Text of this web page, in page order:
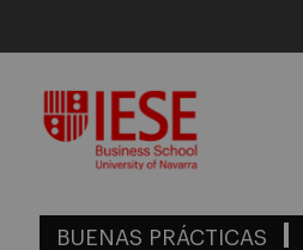
content
BUENAS PRÁCTICAS